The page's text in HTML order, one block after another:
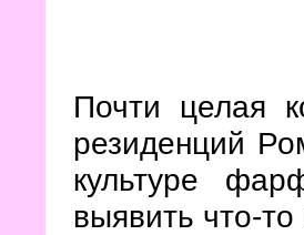
Почти целая
резиденций
культуре
выявить что-